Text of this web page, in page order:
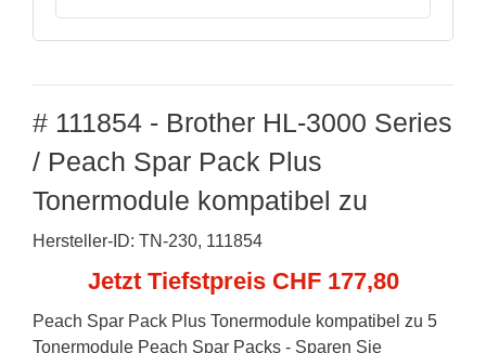
# 111854 - Brother HL-3000 Series
/ Peach Spar Pack Plus
Tonermodule kompatibel zu
Hersteller-ID: TN-230, 111854
Jetzt Tiefstpreis CHF 177,80
Peach Spar Pack Plus Tonermodule kompatibel zu 5
Tonermodule Peach Spar Packs - Sparen Sie